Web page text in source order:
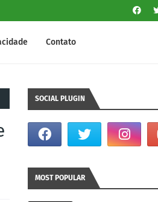
Contato
SOCIAL PLUGIN
MOST POPULAR